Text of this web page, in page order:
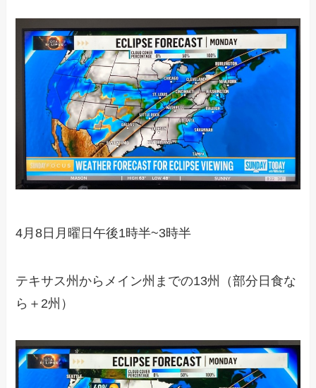
4月8日月曜日午後1時半~3時半
テキサス州からメイン州までの13州（部分日食な
ら＋2州）